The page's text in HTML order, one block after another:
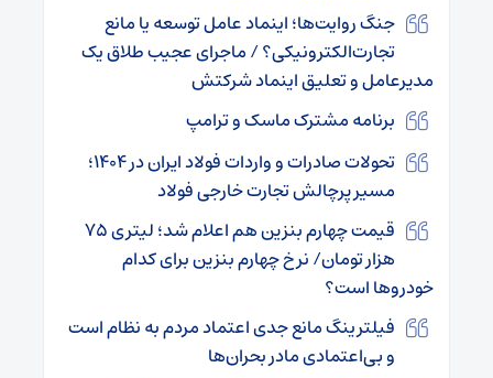
جنگ روایت‌ها؛ اینماد عامل توسعه یا مانع
تجارت‌الکترونیکی؟ / ماجرای عجیب طلاق یک
مدیرعامل و تعلیق اینماد شرکتش
برنامه مشترک ماسک و ترامپ
تحولات صادرات و واردات فولاد ایران در ۱۴۰۴؛
مسیر پرچالش تجارت خارجی فولاد
قیمت چهارم بنزین هم اعلام شد؛ لیتری ۷۵
هزار تومان/ نرخ چهارم بنزین برای کدام
خودروها است؟
فیلترینگ مانع جدی اعتماد مردم به نظام است
و بی‌اعتمادی مادر بحران‌ها